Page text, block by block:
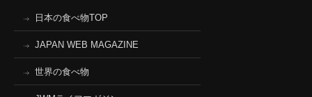
日本の食べ物TOP
JAPAN WEB MAGAZINE
世界の食べ物